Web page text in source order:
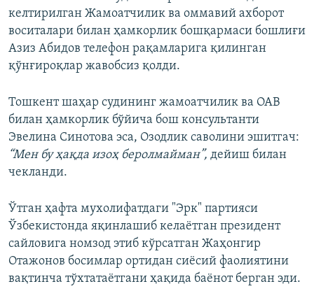
келтирилган Жамоатчилик ва оммавий ахборот
воситалари билан ҳамкорлик бошқармаси бошлиғи
Азиз Абидов телефон рақамларига қилинган
қўнғироқлар жавобсиз қолди.
Тошкент шаҳар судининг жамоатчилик ва ОАВ
билан ҳамкорлик бўйича бош консультанти
Эвелина Синотова эса, Озодлик саволини эшитгач:
“Мен бу ҳақда изоҳ беролмайман”, дейиш билан
чекланди.
Ўтган ҳафта мухолифатдаги "Эрк" партияси
Ўзбекистонда яқинлашиб келаётган президент
сайловига номзод этиб кўрсатган Жаҳонгир
Отажонов босимлар ортидан сиёсий фаолиятини
вақтинча тўхтатаётгани ҳақида баёнот берган эди.